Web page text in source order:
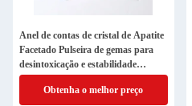
Anel de contas de cristal de Apatite
Facetado Pulseira de gemas para
desintoxicação e estabilidade
emocional
Obtenha o melhor preço